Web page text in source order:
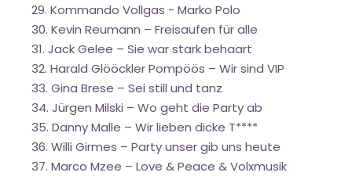
29. Kommando Vollgas - Marko Polo
30. Kevin Reumann – Freisaufen für alle
31. Jack Gelee – Sie war stark behaart
32. Harald Glööckler Pompöös – Wir sind VIP
33. Gina Brese – Sei still und tanz
34. Jürgen Milski – Wo geht die Party ab
35. Danny Malle – Wir lieben dicke T****
36. Willi Girmes – Party unser gib uns heute
37. Marco Mzee – Love & Peace & Volxmusik